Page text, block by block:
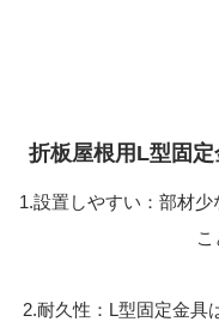
折板屋根用L型固
1.設置しやすい：部材
こ
2.耐久性：L型固定金具